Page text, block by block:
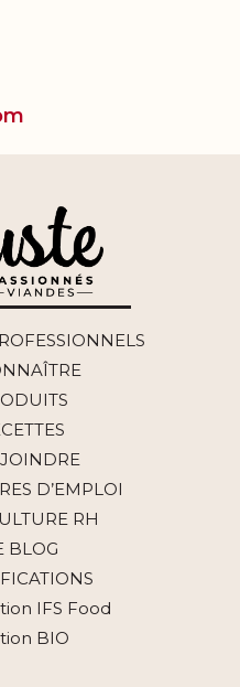
D’EMPLOI
RH
BLOG
IFS Food
BIO